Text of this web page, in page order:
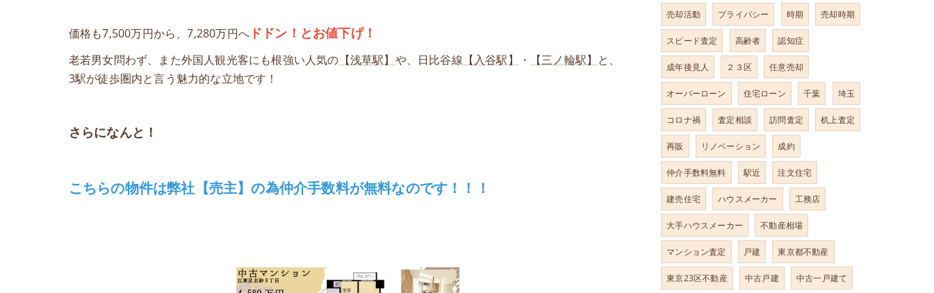
価格も7,500万円から、7,280万円へ ドドン！とお値下げ！
老若男女問わず、また外国人観光客にも根強い人気の 【浅草駅】 や、日比谷線【入谷駅】 ・ 【三ノ輪駅】 と、
3駅が徒歩圏内と言う魅力的な立地です！
さらになんと！
こちらの物件は弊社【売主】の為仲介手数料が無料なのです！！！
売却活動 プライバシー 時期 売却時期
スピード査定 高齢者 認知症
成年後見人 ２３区 任意売却
オーバーローン 住宅ローン 千葉 埼玉
コロナ禍 査定相談 訪問査定 机上査定
再販 リノベーション 成約
仲介手数料無料 駅近 注文住宅
建売住宅 ハウスメーカー 工務店
大手ハウスメーカー 不動産相場
マンション査定 戸建 東京都不動産
東京23区不動産 中古戸建 中古一戸建て